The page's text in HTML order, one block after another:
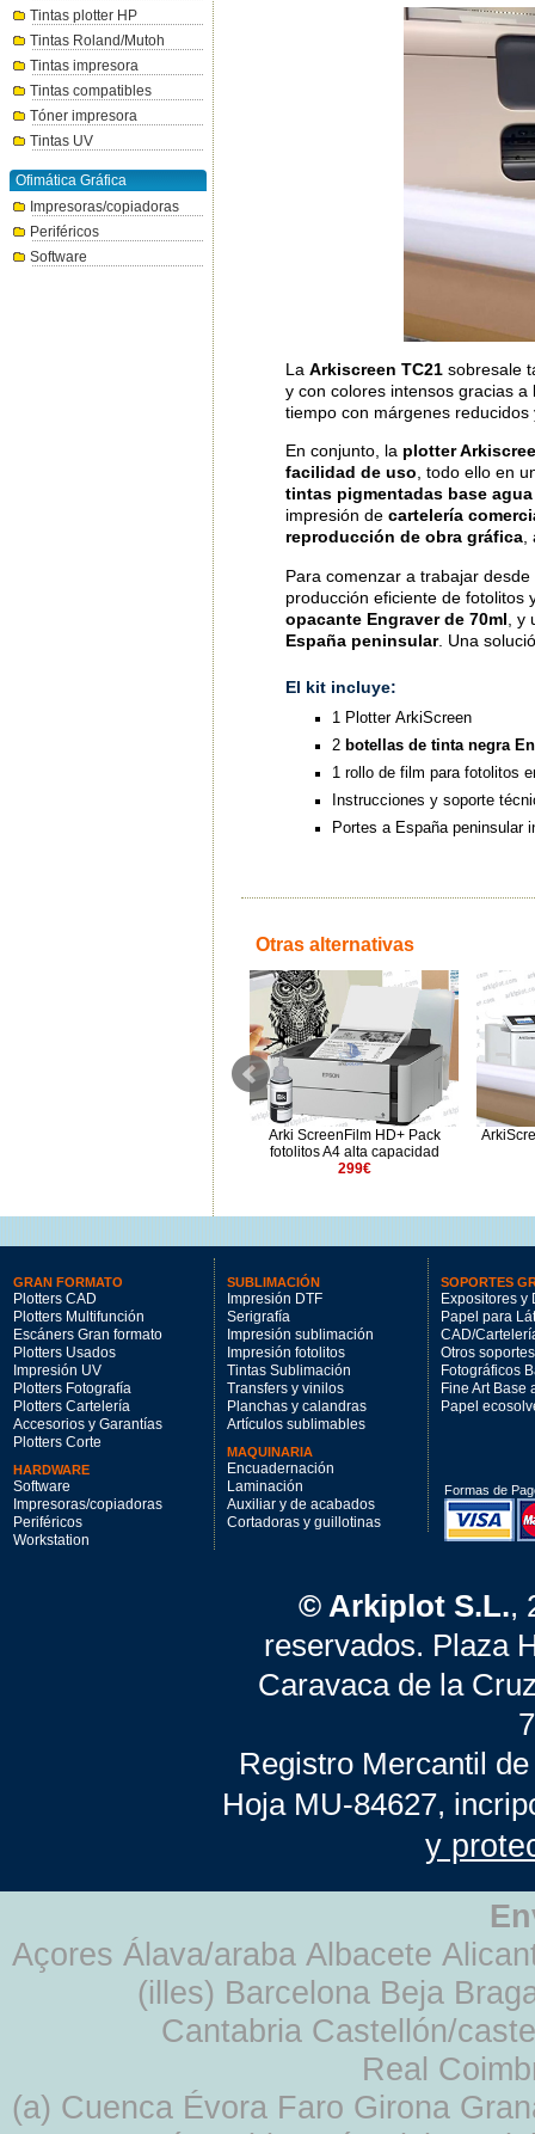
Tintas plotter HP
Tintas Roland/Mutoh
Tintas impresora
Tintas compatibles
Tóner impresora
Tintas UV
Ofimática Gráfica
Impresoras/copiadoras
Periféricos
Software
La Arkiscreen TC21sobresale
y con colores intensos gracias
tiempo con márgenes
En conjunto, la plotter
facilidad de uso, todo ello en
tintas pigmentadas base agua
impresión de cartelería
reproducción de obra gráfica,
Para comenzar a trabajar
producción eficiente de fotolitos
opacante Engraver de 70ml ,
España peninsular. Una
El kit incluye:
1 Plotter ArkiScreen
2 botellas de tinta negra
1 rollo de film para fotolitos
Instrucciones y soporte
Portes a España peninsular
Otras alternativas
ArkiScreen T21 Pack fotolitos
Arki ScreenFilm HD+ Pack
fotolitos A4 alta capacidad
299€
GRAN FORMATO
Plotters CAD
Plotters Multifunción
Escáners Gran formato
Plotters Usados
Impresión UV
Plotters Fotografía
Plotters Cartelería
Accesorios y Garantías
Plotters Corte
HARDWARE
Software
Impresoras/copiadoras
Periféricos
Workstation
SUBLIMACIÓN
Impresión DTF
Serigrafía
Impresión sublimación
Impresión fotolitos
Tintas Sublimación
Transfers y vinilos
Planchas y calandras
Artículos sublimables
MAQUINARIA
Encuadernación
Laminación
Auxiliar y de acabados
Cortadoras y guillotinas
SOPORTES
Expositores y
Papel para
CAD/
Otros soportes
Fotográficos
Fine Art Base
Papel
Formas de
© Arkiplot S.L.,
reservados. Plaza
Caravaca de la
Registro Mercantil
Hoja MU-84627,
y
Açores Álava/araba Albacete
(illes) Barcelona Beja
Cantabria Castellón/
Real
(a) Cuenca Évora Faro Girona